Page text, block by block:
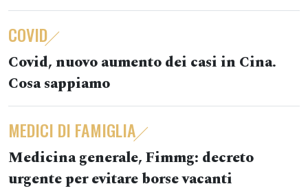
COVID
Covid, nuovo aumento dei casi in Cina.
Cosa sappiamo
MEDICI DI FAMIGLIA
Medicina generale, Fimmg: decreto
urgente per evitare borse vacanti